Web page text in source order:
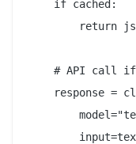
    if cached:
return
# API call
response =